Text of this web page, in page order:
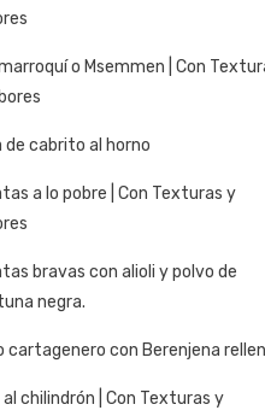
o Msemmen | Con
de cabrito al horno
a lo pobre | Con Texturas y
bravas con alioli y polvo de
negra.
cartagenero con Berenjena
al chilindrón | Con Texturas y